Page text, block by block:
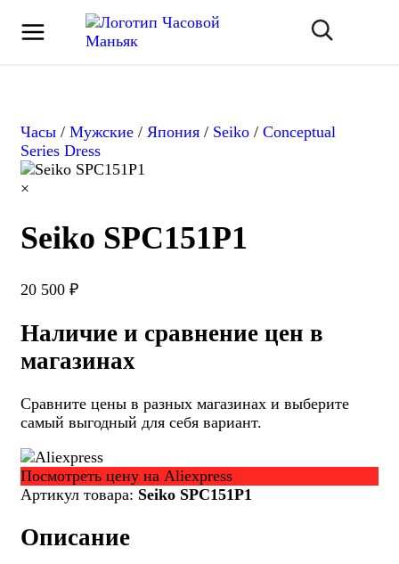
Часы / Мужские / Япония / Seiko / Conceptual
Series Dress
×
Seiko SPC151P1
20 500 ₽
Наличие и сравнение цен в
магазинах
Сравните цены в разных магазинах и выберите
самый выгодный для себя вариант.
Посмотреть цену на Aliexpress
Артикул товара: Seiko SPC151P1
Описание